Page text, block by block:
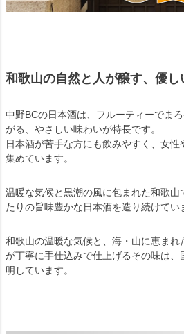
和歌山の自然と人が醸す、優し
中野BCの日本酒は、フルーティーでま
がる、やさしい味わいが特長です。
日本酒が苦手な方にも飲みやすく、女
集めています。
温暖な気候と黒潮の風に包まれた和歌山
たりの旨味豊かな日本酒を造り続けてい
和歌山の温暖な気候と、海・山に恵まれ
が丁寧に手仕込みで仕上げるその味は
明しています。